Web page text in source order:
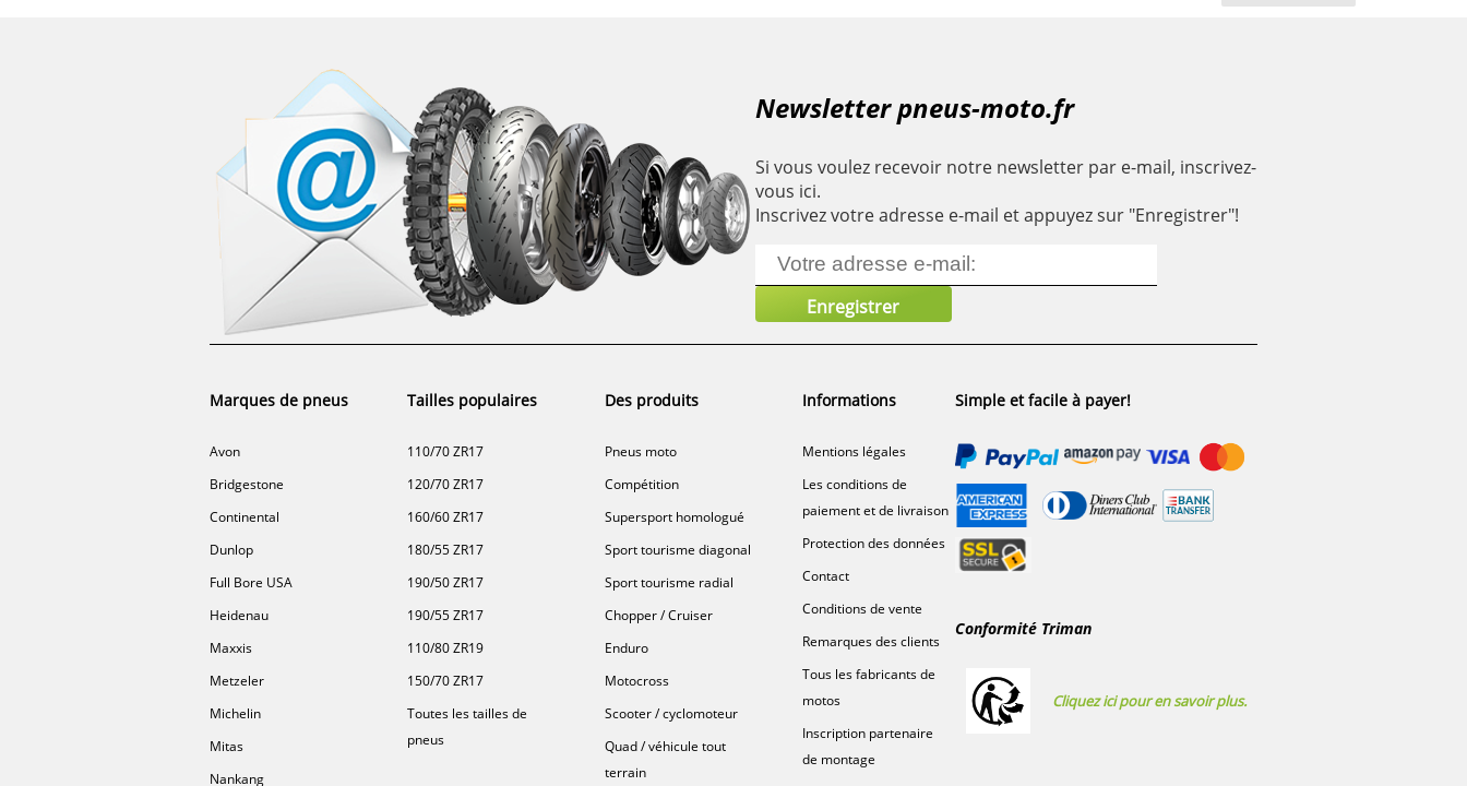
Newsletter pneus-moto.fr
Si vous voulez recevoir notre newsletter par e-mail, inscrivez-
vous ici.
Inscrivez votre adresse e-mail et appuyez sur "Enregistrer"!
Marques de pneus
Avon
Bridgestone
Continental
Dunlop
Full Bore USA
Heidenau
Maxxis
Metzeler
Michelin
Mitas
Nankang
Tailles populaires
110/70 ZR17
120/70 ZR17
160/60 ZR17
180/55 ZR17
190/50 ZR17
190/55 ZR17
110/80 ZR19
150/70 ZR17
Toutes les tailles de
pneus
Des produits
Pneus moto
Compétition
Supersport homologué
Sport tourisme diagonal
Sport tourisme radial
Chopper / Cruiser
Enduro
Motocross
Scooter / cyclomoteur
Quad / véhicule tout
terrain
Informations
Mentions légales
Les conditions de
paiement et de livraison
Protection des données
Contact
Conditions de vente
Remarques des clients
Tous les fabricants de
motos
Inscription partenaire
de montage
Simple et facile à payer!
Conformité Triman
Cliquez ici pour en savoir plus.